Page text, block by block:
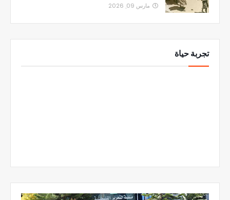
مارس 09, 2026
تجربة حياة